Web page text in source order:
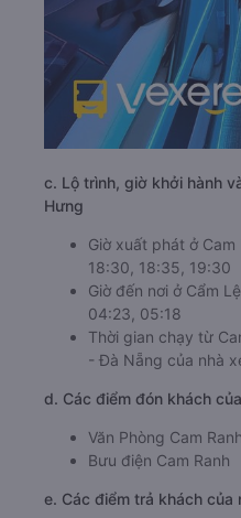
c. Lộ trình, giờ khởi hành
Hưng
Giờ xuất phát ở Cam
18:30, 18:35, 19:30
Giờ đến nơi ở Cẩm
04:23, 05:18
Thời gian chạy từ
- Đà Nẵng của nhà
d. Các điểm đón khách
Văn Phòng Cam Ranh
Bưu điện Cam Ranh
e. Các điểm trả khách của